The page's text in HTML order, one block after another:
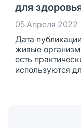
для
05 Апреля 2022
Дата
живые
есть
используются